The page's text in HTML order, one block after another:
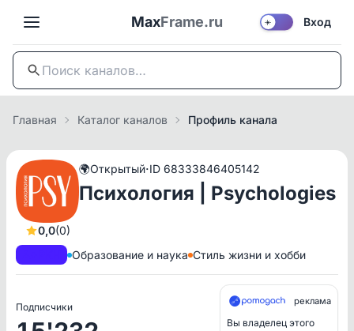
MaxFrame.ru ☀️ Вход
Главная Каталог каналов Профиль канала
0,0(0)
🌍Открытый·ID 68333846405142
Психология | Psychologies
Образование и наука Стиль жизни и хобби
Подписчики реклама
Вы владелец этого